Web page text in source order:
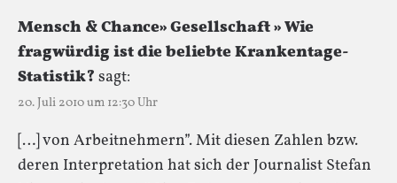
Mensch & Chance» Gesellschaft » Wie
fragwürdig ist die beliebte Krankentage-
Statistik? sagt:
20. Juli 2010 um 12:30 Uhr
[…] von Arbeitnehmern”. Mit diesen Zahlen bzw.
deren Interpretation hat sich der Journalist Stefan